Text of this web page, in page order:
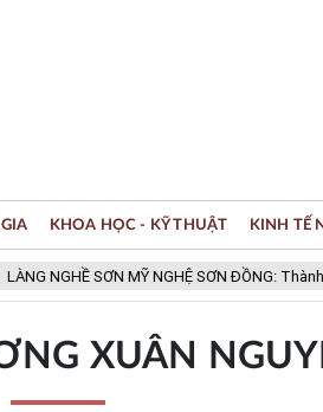
NGHỀ SƠN MỸ NGHỆ SƠN ĐỒNG: Thành
KHOA HỌC - KỸ THUẬT KINH TẾ
XUÂN